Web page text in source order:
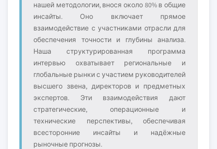
нашей методологии, внося около 80% в общие
инсайты. Оно включает прямое
взаимодействие с участниками отрасли для
обеспечения точности и глубины анализа.
Наша структурированная программа
интервью охватывает региональные и
глобальные рынки с участием руководителей
высшего звена, директоров и предметных
экспертов. Эти взаимодействия дают
стратегические, операционные и
технические перспективы, обеспечивая
всесторонние инсайты и надёжные
рыночные прогнозы.